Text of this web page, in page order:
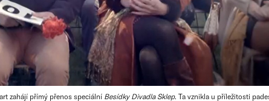
zahájí přímý přenos speciální Besídky Divadla Sklep. Ta vznikla u příležitosti